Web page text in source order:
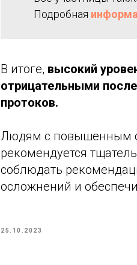
Подробная
В итоге, высокий
отрицательными
протоков.
Людям с повышенным
рекомендуется
соблюдать
осложнений и
25.10.2023